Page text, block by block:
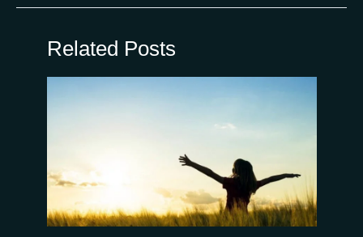
Related Posts